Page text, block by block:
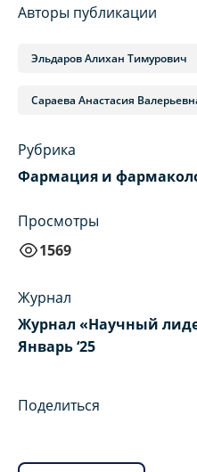
Авторы публикации
Эльдаров Алихан Тимурович
Сараева Анастасия
Рубрика
Фармация и
Просмотры
1569
Журнал
Журнал «Научный
Январь ‘25
Поделиться